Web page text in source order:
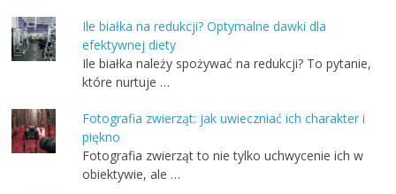
Ile białka na redukcji? Optymalne dawki dla
efektywnej diety
Ile białka należy spożywać na redukcji? To pytanie,
które nurtuje …
Fotografia zwierząt: jak uwieczniać ich charakter i
piękno
Fotografia zwierząt to nie tylko uchwycenie ich w
obiektywie, ale …